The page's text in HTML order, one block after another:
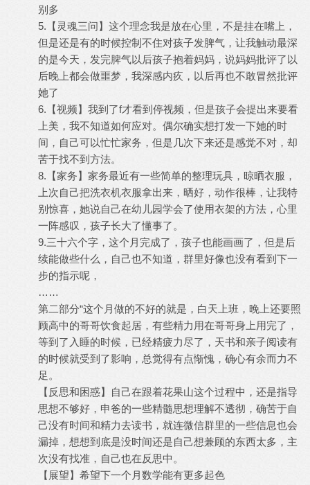
别多
5.【灵魂三问】这个理念我是放在心里，不是挂在嘴上，
但是还是有的时候控制不住对孩子发脾气，让我触动最深
的是今天，发完脾气以后孩子抱着妈妈，说妈妈批评了以
后晚上都会做噩梦，我深感内疚，以后再也不敢冒然批评
她了
6.【视频】我到了f才看到停视频，但是孩子会提出来要看
上美，我不知道如何应对。偶尔确实想打发一下她的时
间，自己可以忙忙家务，但是几次下来还是感觉不对，却
苦于找不到方法。
8.【家务】家务最近有一些简单的整理玩具，晾晒衣服，
上次自己把洗衣机衣服拿出来，晒好，动作很棒，让我特
别惊喜，她说自己在幼儿园学会了使用衣架的方法，心里
一阵感叹，孩子长大了懂事了。
9.三十六个字，这个月完成了，孩子也能画画了，但是后
续能做些什么，自己也不知道，群里好像也没有看到下一
步的指示呢，
……
第二部分“这个月做的不好的就是，白天上班，晚上还要照
顾高中的哥哥饮食起居，有些精力用在哥哥身上用完了，
等到了入睡的时候，已经精疲力尽了，天书和亲子阅读有
的时候就受到了影响，总觉得有点惭愧，确心有余而力不
足。
【反思和困惑】自己在跟着花果山这个过程中，还是指导
思想不够好，申爸的一些精髓思想理解不透彻，确苦于自
己没有时间和精力去读书，就连微信群里的一些信息也会
漏掉，想想到底是没时间还是自己想兼顾的东西太多，主
次没有找准，自己也在反思中。
【展望】希望下一个月数学能有更多起色